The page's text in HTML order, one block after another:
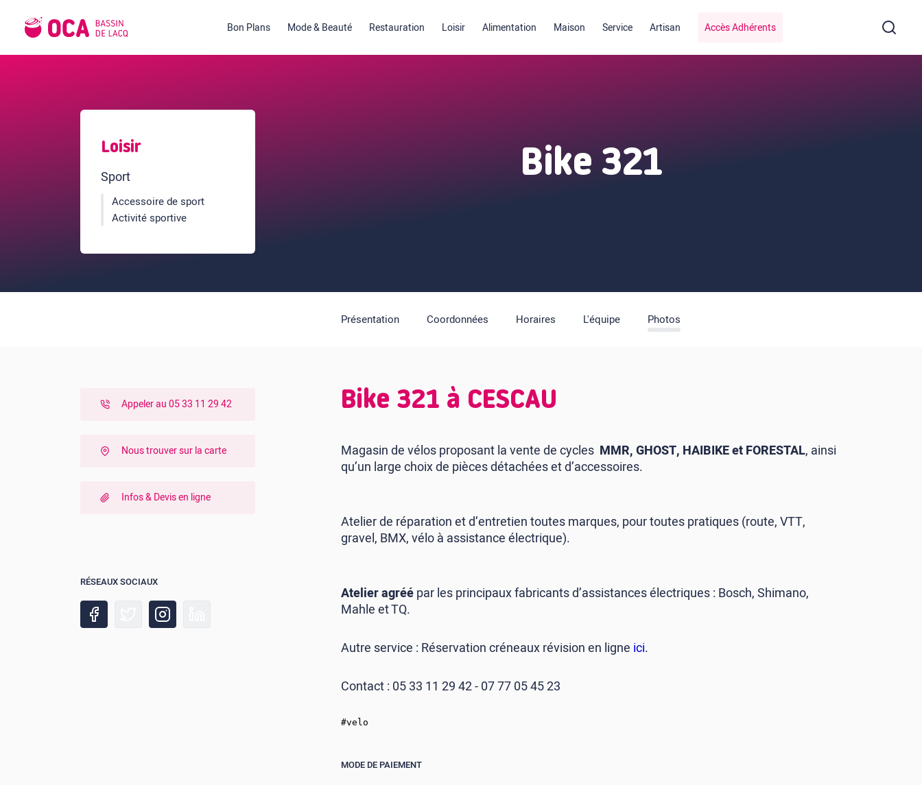
Bon Plans Mode & Beauté Restauration Loisir Alimentation Maison Service Artisan Accès Adhérents
Loisir
Sport
Accessoire de sport
Activité sportive
Bike 321
Présentation Coordonnées Horaires L'équipe Photos
Appeler au 05 33 11 29 42
Nous trouver sur la carte
Infos & Devis en ligne
RÉSEAUX SOCIAUX
Bike 321 à CESCAU
Magasin de vélos proposant la vente de cycles MMR, GHOST, HAIBIKE et FORESTAL, ainsi
qu’un large choix de pièces détachées et d’accessoires.
Atelier de réparation et d’entretien toutes marques, pour toutes pratiques (route, VTT,
gravel, BMX, vélo à assistance électrique).
Atelier agréépar les principaux fabricants d’assistances électriques : Bosch, Shimano,
Mahle et TQ.
Autre service : Réservation créneaux révision en ligne ici.
Contact : 05 33 11 29 42 - 07 77 05 45 23
#velo
MODE DE PAIEMENT